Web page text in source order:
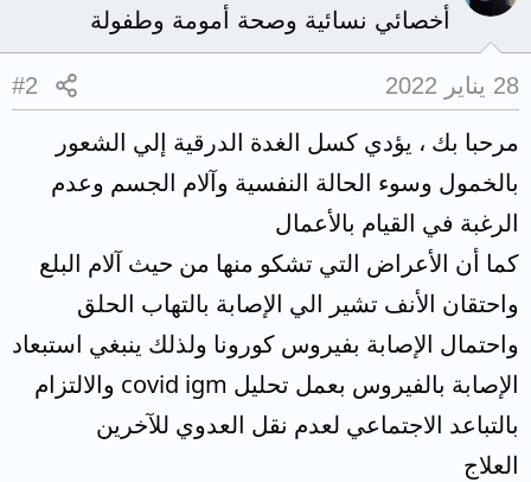
أخصائي نسائية وصحة أمومة وطفولة
28 يناير 2022 #2
مرحبا بك ، يؤدي كسل الغدة الدرقية إلي الشعور
بالخمول وسوء الحالة النفسية وآلام الجسم وعدم
الرغبة في القيام بالأعمال
كما أن الأعراض التي تشكو منها من حيث آلام البلع
واحتقان الأنف تشير الي الإصابة بالتهاب الحلق
واحتمال الإصابة بفيروس كورونا ولذلك ينبغي استبعاد
الإصابة بالفيروس بعمل تحليل covid igm والالتزام
بالتباعد الاجتماعي لعدم نقل العدوي للآخرين
العلاج